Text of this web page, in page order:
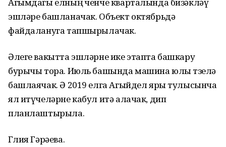
эшләре башланачак. Объект октябрьдә
файдалануга тапшырылачак.
Әлеге вакытта эшләрне ике этапта башкару
бурычы тора. Июль башында машина юлы төзелә
башлаячак. Ә 2019 елга Агыйдел яры тулысынча
ял итүчеләрне кабул итә алачак, дип
планлаштырыла.
Гөлия Гәрәева.